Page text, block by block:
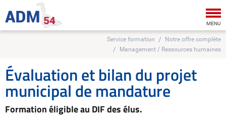
MENU
Service formation
Notre offre complète
Management / Ressources humaines
Évaluation et bilan du projet
municipal de mandature
Formation éligible au DIF des élus.